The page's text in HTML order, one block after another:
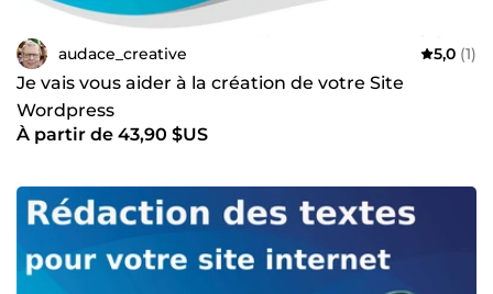
audace_creative 5,0 (1)
Je vais vous aider à la création de votre Site
Wordpress
À partir de 43,90 $US